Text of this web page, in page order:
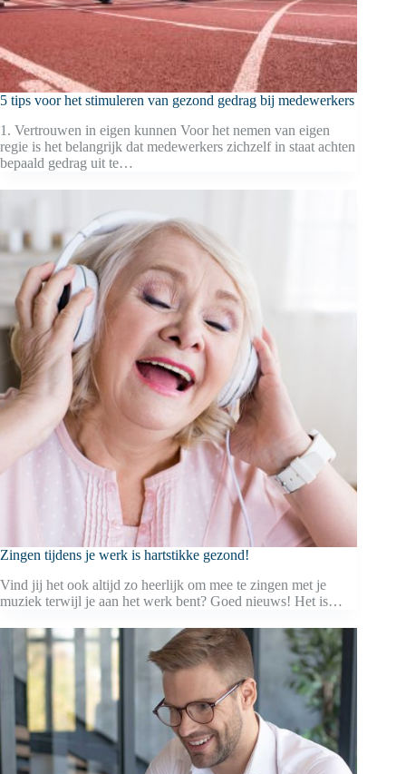
5 tips voor het stimuleren van gezond gedrag bij medewerkers
1. Vertrouwen in eigen kunnen Voor het nemen van eigen
regie is het belangrijk dat medewerkers zichzelf in staat achten
bepaald gedrag uit te…
Zingen tijdens je werk is hartstikke gezond!
Vind jij het ook altijd zo heerlijk om mee te zingen met je
muziek terwijl je aan het werk bent? Goed nieuws! Het is…